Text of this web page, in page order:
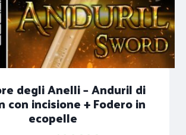
degli Anelli – Anduril di
con incisione + Fodero in
ecopelle